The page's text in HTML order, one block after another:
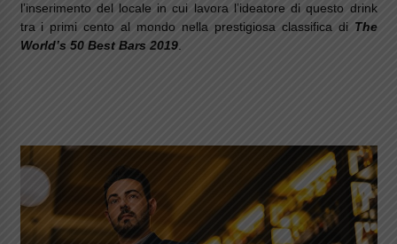
l’inserimento del locale in cui lavora l’ideatore di questo drink
tra i primi cento al mondo nella prestigiosa classifica di The
World’s 50 Best Bars 2019.